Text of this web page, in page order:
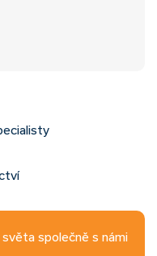
společně s námi